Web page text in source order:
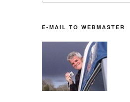
E-MAIL TO WEBMASTER